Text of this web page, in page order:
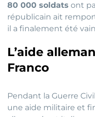
80 000 soldats ont
républicain ait
il a finalement été
L’aide
Franco
Pendant la Guerre
une aide militaire et